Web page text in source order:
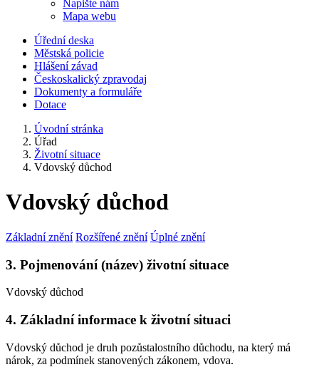
Napište nám
Mapa webu
Úřední deska
Městská policie
Hlášení závad
Českoskalický zpravodaj
Dokumenty a formuláře
Dotace
Úvodní stránka
Úřad
Životní situace
Vdovský důchod
Vdovský důchod
Základní znění Rozšířené znění Úplné znění
3. Pojmenování (název) životní situace
Vdovský důchod
4. Základní informace k životní situaci
Vdovský důchod je druh pozůstalostního důchodu, na který má
nárok, za podmínek stanovených zákonem, vdova.